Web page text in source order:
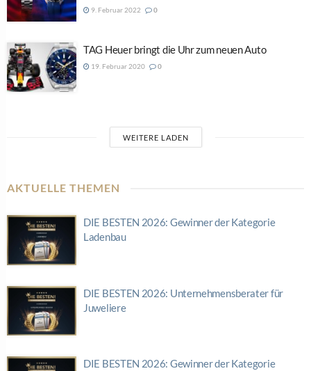
9. Februar 2022 0
TAG Heuer bringt die Uhr zum neuen Auto
19. Februar 2020 0
WEITERE LADEN
AKTUELLE THEMEN
DIE BESTEN 2026: Gewinner der Kategorie
Ladenbau
DIE BESTEN 2026: Unternehmensberater für
Juweliere
DIE BESTEN 2026: Gewinner der Kategorie